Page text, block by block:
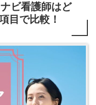
ビ看護師はど
目で比較！